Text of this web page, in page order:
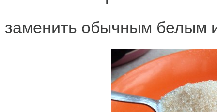
заменить обычным белым